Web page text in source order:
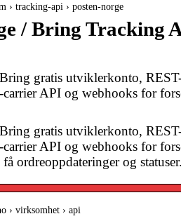
› tracking-api › posten-norge
/ Bring Tracking
gratis utviklerkonto,
API og webhooks for
gratis utviklerkonto,
API og webhooks for
ordreoppdateringer og statuser.
› virksomhet › api